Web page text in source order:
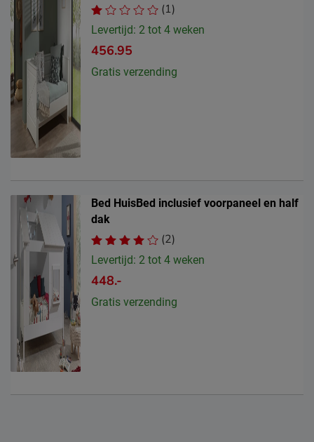
(1)
Levertijd: 2 tot 4 weken
456.95
Gratis verzending
Bed HuisBed inclusief voorpaneel en half
dak
(2)
Levertijd: 2 tot 4 weken
448.-
Gratis verzending